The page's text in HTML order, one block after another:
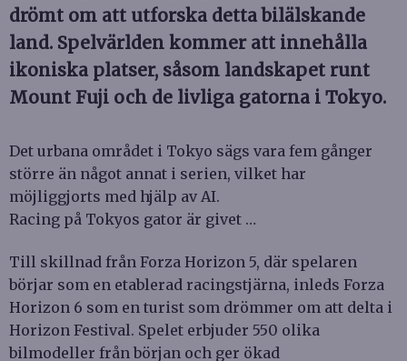
drömt om att utforska detta bilälskande
land. Spelvärlden kommer att innehålla
ikoniska platser, såsom landskapet runt
Mount Fuji och de livliga gatorna i Tokyo.
Det urbana området i Tokyo sägs vara fem gånger
större än något annat i serien, vilket har
möjliggjorts med hjälp av AI.
Racing på Tokyos gator är givet …
Till skillnad från Forza Horizon 5, där spelaren
börjar som en etablerad racingstjärna, inleds Forza
Horizon 6 som en turist som drömmer om att delta i
Horizon Festival. Spelet erbjuder 550 olika
bilmodeller från början och ger ökad